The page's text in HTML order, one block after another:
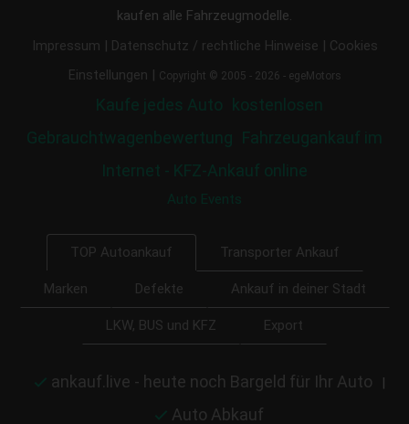
kaufen alle Fahrzeugmodelle.
Impressum | Datenschutz / rechtliche Hinweise | Cookies
Einstellungen | Copyright © 2005 - 2026 - egeMotors
Kaufe jedes Auto kostenlosen
Gebrauchtwagenbewertung Fahrzeugankauf im
Internet - KFZ-Ankauf online
Auto Events
TOP Autoankauf Transporter Ankauf
Marken Defekte Ankauf in deiner Stadt
LKW, BUS und KFZ Export
ankauf.live - heute noch Bargeld für Ihr Auto |
Auto Abkauf